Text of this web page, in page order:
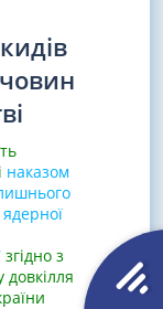
наказом
згідно з
довкілля